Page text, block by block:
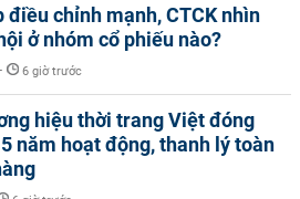
điều chỉnh mạnh, CTCK nhìn
ở nhóm cổ phiếu nào?
- 6 giờ trước
hiệu thời trang Việt đóng
năm hoạt động, thanh lý toàn